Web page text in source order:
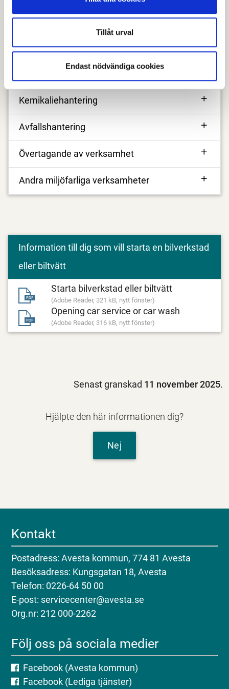
Tillåt urval
Endast nödvändiga cookies
verksamhetsutövaren som ska planera och
kontrollera sin verksamhet så att olägenheter för
Kemikaliehantering
Avfallshantering
Övertagande av verksamhet
Andra miljöfarliga verksamheter
Information till dig som vill starta en bilverkstad
eller biltvätt
Starta bilverkstad eller biltvätt
(Adobe Reader, 321 kB, nytt fönster)
Opening car service or car wash
(Adobe Reader, 316 kB, nytt fönster)
Senast granskad 11 november 2025.
Hjälpte den här informationen dig?
Nej
Kontakt
Postadress: Avesta kommun, 774 81 Avesta
Besöksadress: Kungsgatan 18, Avesta
Telefon: 0226-64 50 00
E-post: servicecenter@avesta.se
Org.nr: 212 000-2262
Följ oss på sociala medier
Facebook (Avesta kommun)
Facebook (Lediga tjänster)